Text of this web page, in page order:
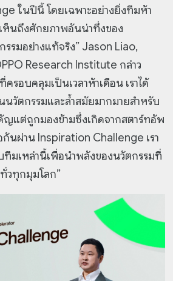
ในปีนี้ โดยเฉพาะอย่างยิ่งทีมห้า
นถึงศักยภาพอันน่าทึ่งของ
รมอย่างแท้จริง” Jason Liao,
Research Institute กล่าว
ครอบคลุมเป็นเวลาห้าเดือน เราได้
วัตกรรมและล้ำสมัยมากมายสำหรับ
แต่ถูกมองข้ามซึ่งเกิดจากสตาร์ทอัพ
กันผ่าน Inspiration Challenge เรา
ทีมเหล่านี้เพื่อนำพลังของนวัตกรรมที่
วทุกมุมโลก”